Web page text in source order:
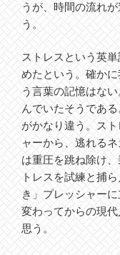
うが、時間の流れ
う。
ストレスという英
めたという。確か
う言葉の記憶はな
んでいたそうであ
がかなり違う。ス
ャーから、逃れる
は重圧を跳ね除け
トレスを試練と捕
き」プレッシャー
変わってからの現
思う。